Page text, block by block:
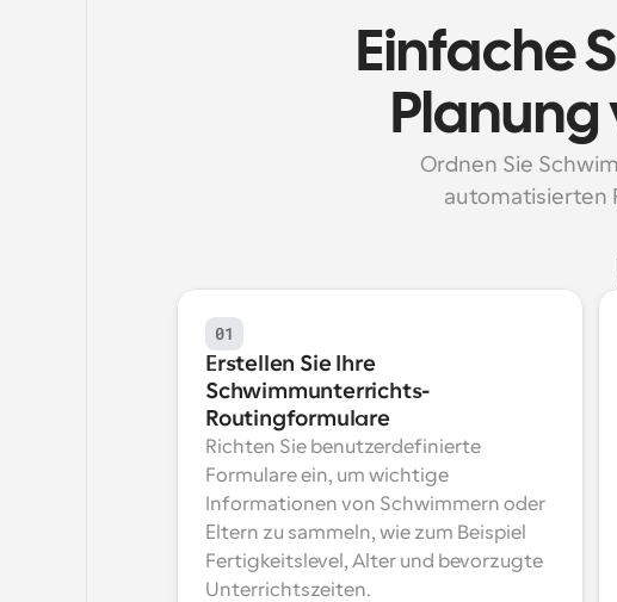
Einfache
Ordnen Sie
automatisierten
01
Erstellen Sie Ihre
Schwimmunterrichts-
Routingformulare
Richten Sie benutzerdefinierte
Formulare ein, um wichtige
Informationen von Schwimmern oder
Eltern zu sammeln, wie zum Beispiel
Fertigkeitslevel, Alter und bevorzugte
Unterrichtszeiten.